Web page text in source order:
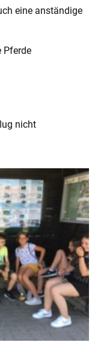
eine anständige
Pferde
nicht